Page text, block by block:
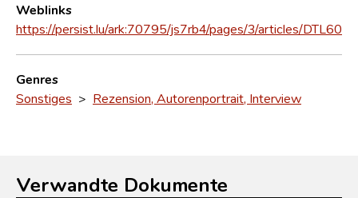
Weblinks
https://persist.lu/ark:70795/js7rb4/pages/3/articles/DTL60
Genres
Sonstiges > Rezension, Autorenportrait, Interview
Verwandte Dokumente